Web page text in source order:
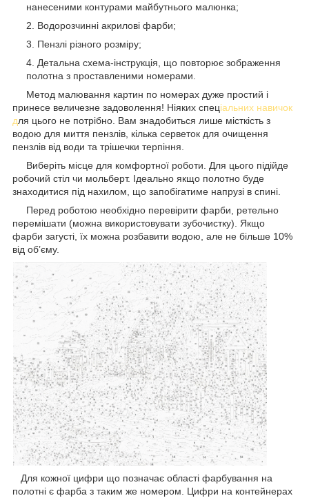
нанесеними контурами майбутнього малюнка;
Водорозчинні акрилові фарби;
Пензлі різного розміру;
Детальна схема-інструкція, що повторює зображення
полотна з проставленими номерами.
Метод малювання картин по номерах дуже простий і
принесе величезне задоволення! Ніяких спеціальних навичок
для цього не потрібно. Вам знадобиться лише місткість з
водою для миття пензлів, кілька серветок для очищення
пензлів від води та трішечки терпіння.
Виберіть місце для комфортної роботи. Для цього підійде
робочий стіл чи мольберт. Ідеально якщо полотно буде
знаходитися під нахилом, що запобігатиме напрузі в спині.
Перед роботою необхідно перевірити фарби, ретельно
перемішати (можна використовувати зубочистку). Якщо
фарби загусті, їх можна розбавити водою, але не більше 10%
від об’єму.
Для кожної цифри що позначає області фарбування на
полотні є фарба з таким же номером. Цифри на контейнерах